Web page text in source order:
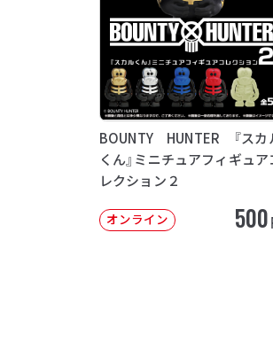
BOUNTY HUNTER 『スカ
くん』ミニチュアフィギュア
レクション２
オンライン 500